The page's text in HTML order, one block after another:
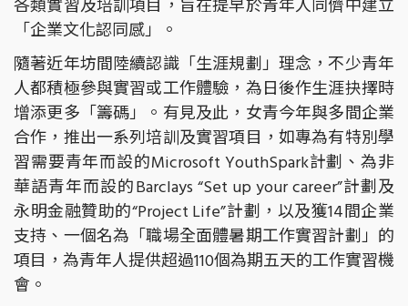
各類實習及培訓項目，旨在提早於青年人同儕中建立
「企業文化認同感」。
隨著近年坊間陸續認識「生涯規劃」理念，不少青年
人都積極參與實習或工作體驗，為日後作生涯抉擇時
增添更多「籌碼」。有見及此，女青今年與多間企業
合作，推出一系列培訓及實習項目，如專為有特別學
習需要青年而設的Microsoft YouthSpark計劃、為非
華語青年而設的Barclays “Set up your career”計劃及
永明金融贊助的“Project Life”計劃，以及獲14間企業
支持、一個名為「職場全面體暑期工作實習計劃」的
項目，為青年人提供超過110個為期五天的工作實習機
會。